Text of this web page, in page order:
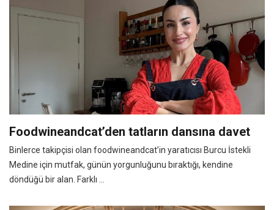
Foodwineandcat’den tatların dansına davet
Binlerce takipçisi olan foodwineandcat’in yaratıcısı Burcu İstekli
Medine için mutfak, günün yorgunluğunu bıraktığı, kendine
döndüğü bir alan. Farklı ...